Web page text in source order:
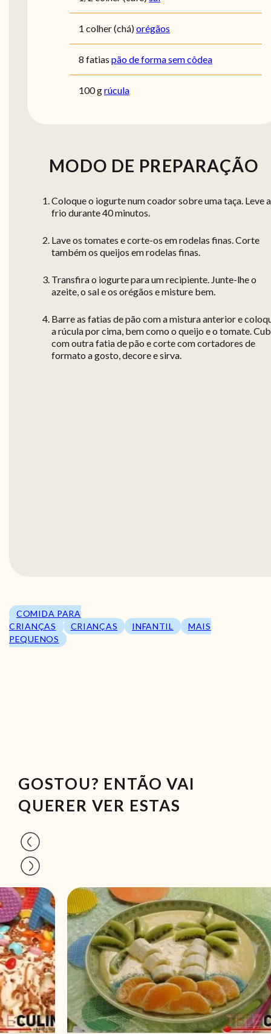
1 colher (chá)orégãos
8 fatias pão de forma sem côdea
100 grúcula
MODO DE PREPARAÇÃO
Coloque o iogurte num coador sobre uma taça. Leve
frio durante 40 minutos.
Lave os tomates e corte-os em rodelas finas. Corte
também os queijos em rodelas finas.
Transfira o iogurte para um recipiente. Junte-lhe o
azeite, o sal e os orégãos e misture bem.
Barre as fatias de pão com a mistura anterior e
a rúcula por cima, bem como o queijo e o tomate.
com outra fatia de pão e corte com cortadores de
formato a gosto, decore e sirva.
COMIDA PARA
CRIANÇAS
CRIANÇAS INFANTIL
MAIS
PEQUENOS
GOSTOU? ENTÃO VAI
QUERER VER ESTAS